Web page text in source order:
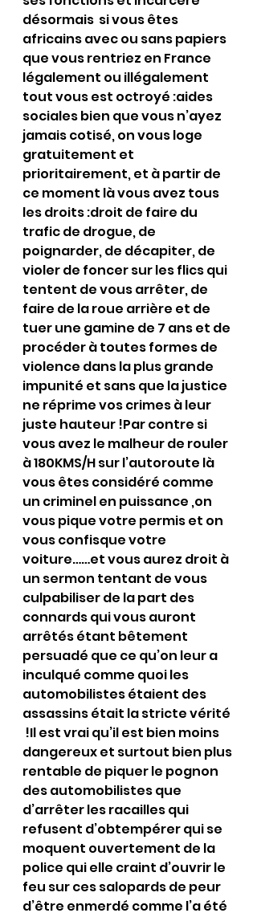
désormais  si vous êtes
africains avec ou sans papiers
que vous rentriez en France
légalement ou illégalement
tout vous est octroyé :aides
sociales bien que vous n’ayez
jamais cotisé, on vous loge
gratuitement et
prioritairement, et à partir de
ce moment là vous avez tous
les droits :droit de faire du
trafic de drogue, de
poignarder, de décapiter, de
violer de foncer sur les flics qui
tentent de vous arrêter, de
faire de la roue arrière et de
tuer une gamine de 7 ans et de
procéder à toutes formes de
violence dans la plus grande
impunité et sans que la justice
ne réprime vos crimes à leur
juste hauteur !Par contre si
vous avez le malheur de rouler
à 180KMS/H sur l’autoroute là
vous êtes considéré comme
un criminel en puissance ,on
vous pique votre permis et on
vous confisque votre
voiture……et vous aurez droit à
un sermon tentant de vous
culpabiliser de la part des
connards qui vous auront
arrêtés étant bêtement
persuadé que ce qu’on leur a
inculqué comme quoi les
automobilistes étaient des
assassins était la stricte vérité
!Il est vrai qu’il est bien moins
dangereux et surtout bien plus
rentable de piquer le pognon
des automobilistes que
d’arrêter les racailles qui
refusent d’obtempérer qui se
moquent ouvertement de la
police qui elle craint d’ouvrir le
feu sur ces salopards de peur
d’être enmerdé comme l’a été